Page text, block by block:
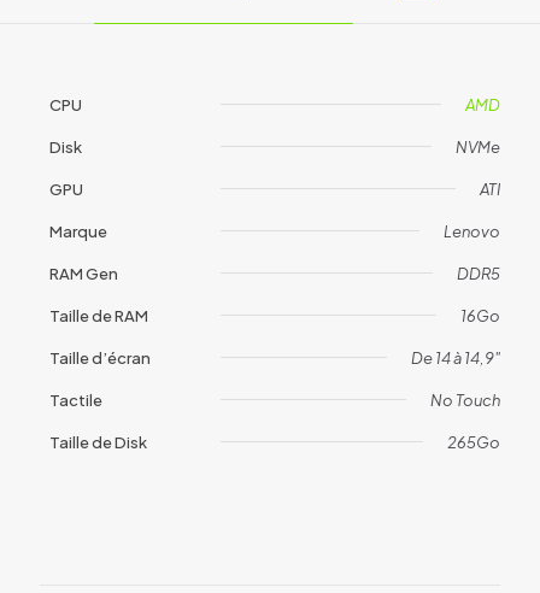
CPU AMD
Disk NVMe
GPU ATI
Marque Lenovo
RAM Gen DDR5
Taille de RAM 16Go
Taille d’écran De 14 à 14,9"
Tactile No Touch
Taille de Disk 265Go